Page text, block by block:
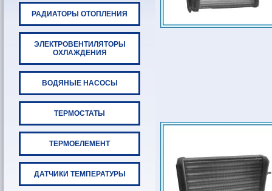
РАДИАТОРЫ ОТОПЛЕНИЯ
ЭЛЕКТРОВЕНТИЛЯТОРЫ
ОХЛАЖДЕНИЯ
ВОДЯНЫЕ НАСОСЫ
ТЕРМОСТАТЫ
ТЕРМОЕЛЕМЕНТ
ДАТЧИКИ ТЕМПЕРАТУРЫ